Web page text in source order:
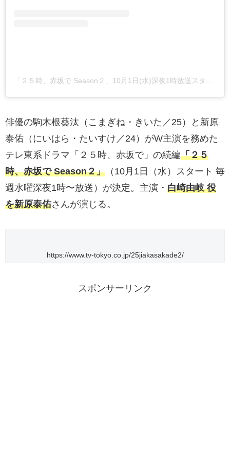
「２５時、赤坂で Season２」10月1日(水)深夜1時放送スタート【テレ東公式】(@25ji_akasakade)がシェアした投稿
俳優の駒木根葵汰（こまぎね・きいた／25）と新原
泰佑（にいはら・たいすけ／24）がW主演を務めた
テレ東系ドラマ「２５時、赤坂で」の続編「２５
時、赤坂で Season２」 （10月1日（水）スタート 毎
週水曜深夜1時〜放送）が決定。主演・ 白崎由岐 役
を新原泰佑さんが演じる。
https://www.tv-tokyo.co.jp/25jiakasakade2/
スポンサーリンク